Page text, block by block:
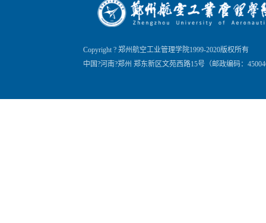
Copyright ? 郑州航空工业管理学院1999-2020版权所有
中国?河南?郑州 郑东新区文苑西路15号（邮政编码：